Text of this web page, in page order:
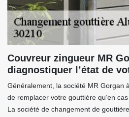
Couvreur zingueur MR
diagnostiquer l’état de
Généralement, la société MR Gorgan
de remplacer votre gouttière qu’en
La société de changement de